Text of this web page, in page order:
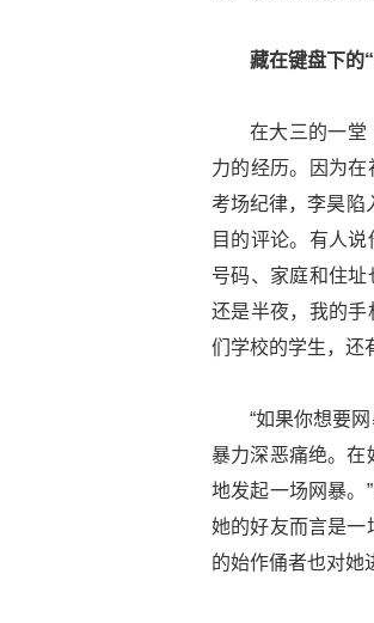
藏在键盘下的
在大三的一堂
力的经历。因为
考场纪律，李昊陷
目的评论。有人
号码、家庭和住址
还是半夜，我的
们学校的学生，还
“如果你想要
暴力深恶痛绝。在
地发起一场网暴。
她的好友而言是一
的始作俑者也对她